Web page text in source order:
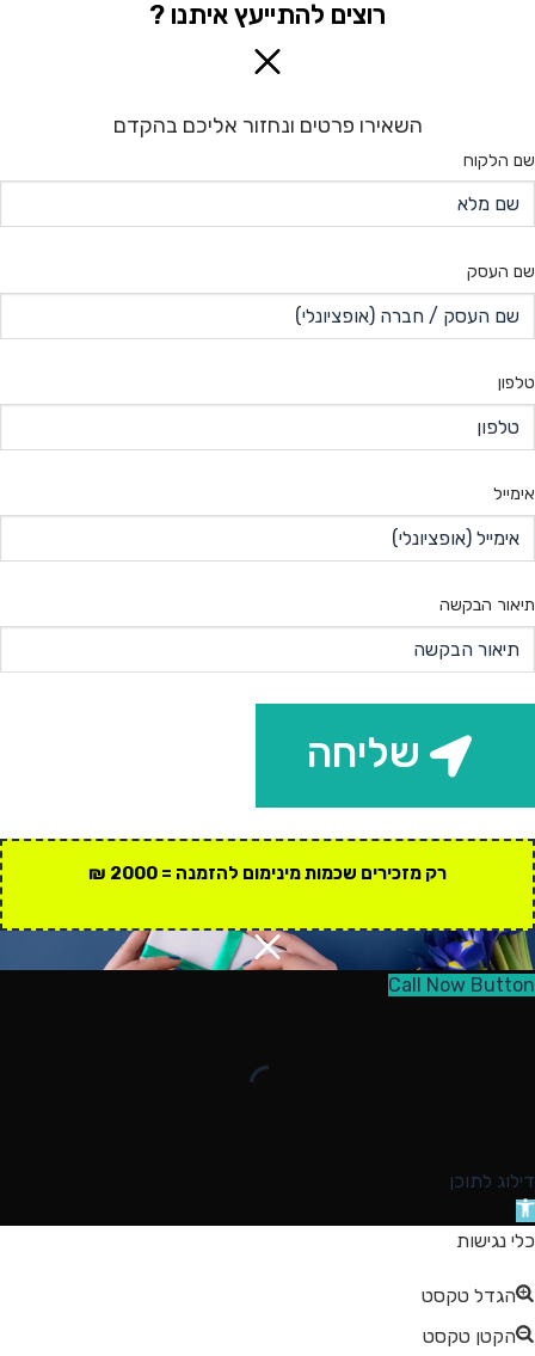
רוצים להתייעץ איתנו ?
השאירו פרטים ונחזור אליכם בהקדם
שם הלקוח
שם העסק
טלפון
אימייל
תיאור הבקשה
שליחה
רק מזכירים שכמות מינימום להזמנה = 2000 ₪
Call Now Button
דילוג לתוכן
פתח
סרגל
כלי נגישות
הגדל טקסט
הקטן טקסט